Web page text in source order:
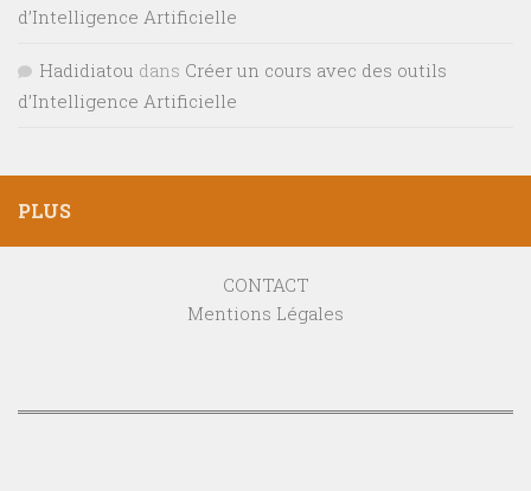
d’Intelligence Artificielle
Hadidiatou dans Créer un cours avec des outils
d’Intelligence Artificielle
PLUS
CONTACT
Mentions Légales